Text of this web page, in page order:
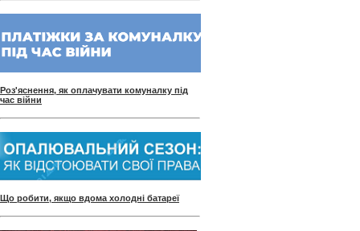
Роз'яснення, як оплачувати комуналку під
час війни
Що робити, якщо вдома холодні батареї